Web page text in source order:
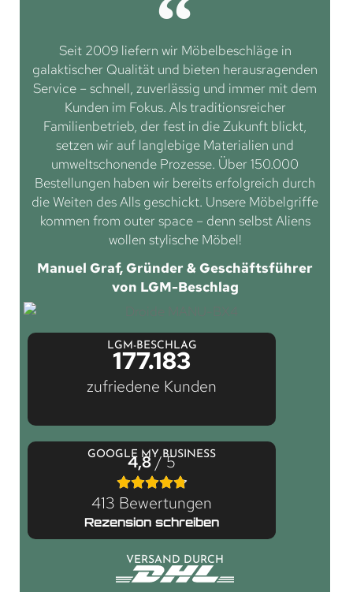
Seit 2009 liefern wir Möbelbeschläge in
galaktischer Qualität und bieten herausragenden
Service – schnell, zuverlässig und immer mit dem
Kunden im Fokus. Als traditionsreicher
Familienbetrieb, der fest in die Zukunft blickt,
setzen wir auf langlebige Materialien und
umweltschonende Prozesse. Über 150.000
Bestellungen haben wir bereits erfolgreich durch
die Weiten des Alls geschickt. Unsere Möbelgriffe
kommen from outer space – denn selbst Aliens
wollen stylische Möbel!
Manuel Graf, Gründer & Geschäftsführer
von LGM-Beschlag
LGM-BESCHLAG
177.183
zufriedene Kunden
GOOGLE MY BUSINESS
4,8/ 5
413 Bewertungen
Rezension schreiben
VERSAND DURCH